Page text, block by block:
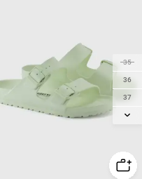
35
36
37
38
41